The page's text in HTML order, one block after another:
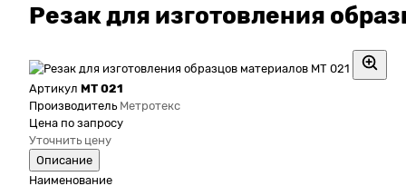
Резак для изготовления
Артикул МТ 021
Производитель Метротекс
Цена по запросу
Уточнить цену
Описание
Наименование